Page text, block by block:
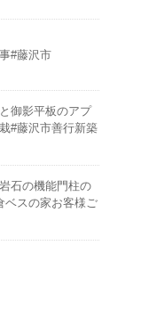
#藤沢市
御影平板のアプ
#藤沢市善行新築
石の機能門柱の
ベスの家お客様ご